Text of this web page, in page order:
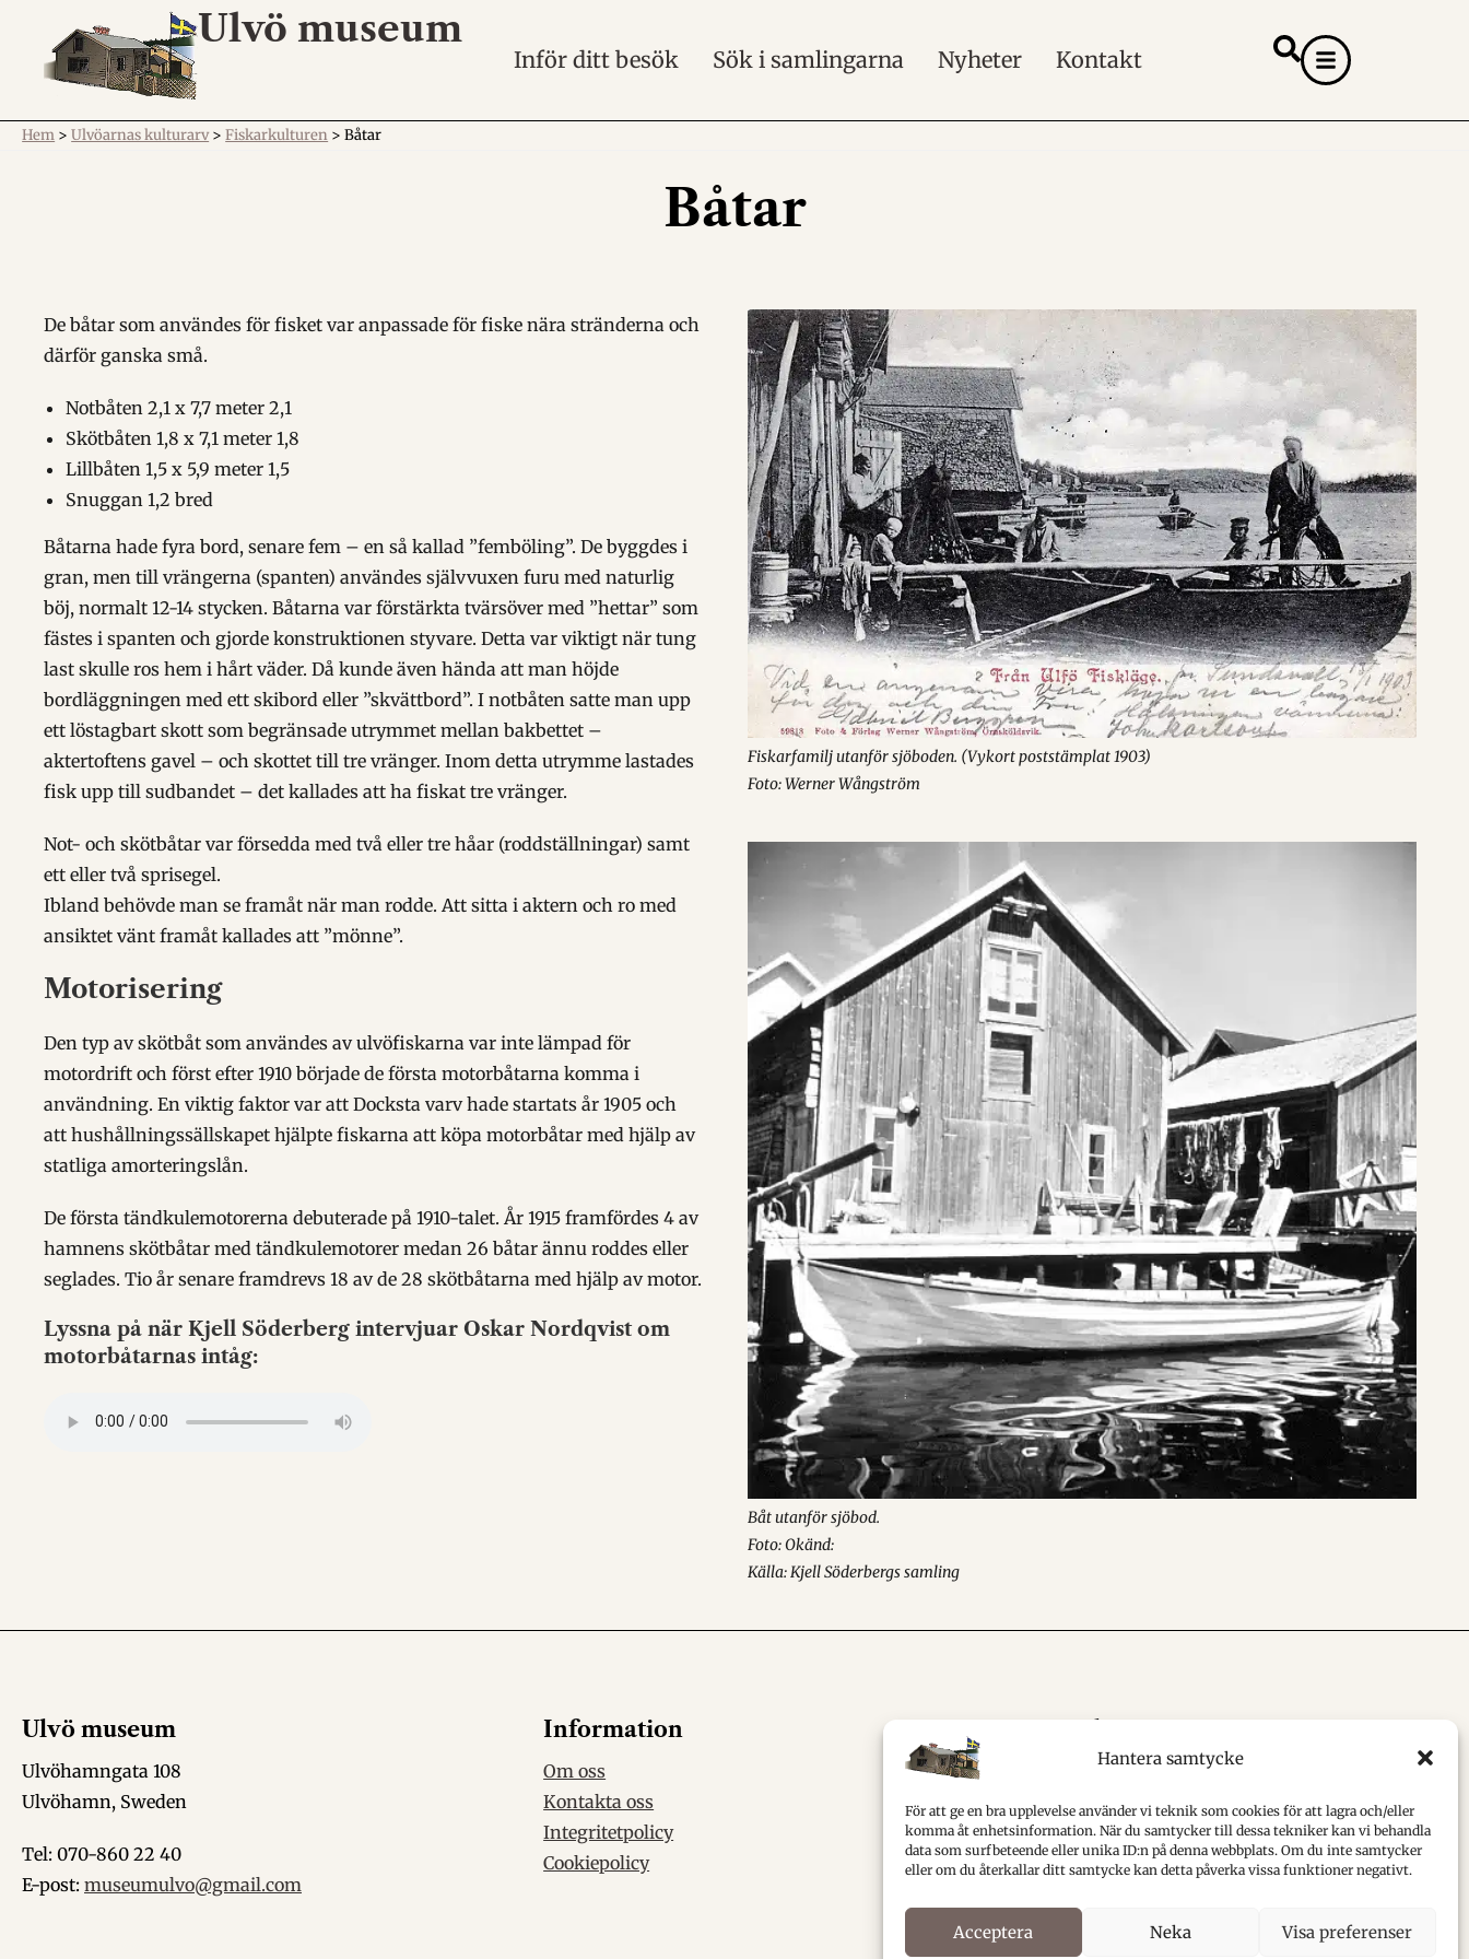
Hantera samtycke
För att ge en bra upplevelse använder vi teknik som cookies för att lagra och/eller
komma åt enhetsinformation. När du samtycker till dessa tekniker kan vi behandla
data som surfbeteende eller unika ID:n på denna webbplats. Om du inte samtycker
eller om du återkallar ditt samtycke kan detta påverka vissa funktioner negativt.
Acceptera Neka Visa preferenser
Ulvö museum
Inför ditt besök Sök i samlingarna Nyheter Kontakt
Hem >Ulvöarnas kulturarv>Fiskarkulturen >Båtar
Båtar
De båtar som användes för fisket var anpassade för fiske nära stränderna och
därför ganska små.
Notbåten 2,1 x 7,7 meter 2,1
Skötbåten 1,8 x 7,1 meter 1,8
Lillbåten 1,5 x 5,9 meter 1,5
Snuggan 1,2 bred
Båtarna hade fyra bord, senare fem – en så kallad ”femböling”. De byggdes i
gran, men till vrängerna (spanten) användes självvuxen furu med naturlig
böj, normalt 12-14 stycken. Båtarna var förstärkta tvärsöver med ”hettar” som
fästes i spanten och gjorde konstruktionen styvare. Detta var viktigt när tung
last skulle ros hem i hårt väder. Då kunde även hända att man höjde
bordläggningen med ett skibord eller ”skvättbord”. I notbåten satte man upp
ett löstagbart skott som begränsade utrymmet mellan bakbettet –
aktertoftens gavel – och skottet till tre vränger. Inom detta utrymme lastades
fisk upp till sudbandet – det kallades att ha fiskat tre vränger.
Not- och skötbåtar var försedda med två eller tre håar (roddställningar) samt
ett eller två sprisegel.
Ibland behövde man se framåt när man rodde. Att sitta i aktern och ro med
ansiktet vänt framåt kallades att ”mönne”.
Motorisering
Den typ av skötbåt som användes av ulvöfiskarna var inte lämpad för
motordrift och först efter 1910 började de första motorbåtarna komma i
användning. En viktig faktor var att Docksta varv hade startats år 1905 och
att hushållningssällskapet hjälpte fiskarna att köpa motorbåtar med hjälp av
statliga amorteringslån.
De första tändkulemotorerna debuterade på 1910-talet. År 1915 framfördes 4 av
hamnens skötbåtar med tändkulemotorer medan 26 båtar ännu roddes eller
seglades. Tio år senare framdrevs 18 av de 28 skötbåtarna med hjälp av motor.
Lyssna på när Kjell Söderberg intervjuar Oskar Nordqvist om
motorbåtarnas intåg:
Fiskarfamilj utanför sjöboden. (Vykort poststämplat 1903)
Foto: Werner Wångström
Båt utanför sjöbod.
Foto: Okänd:
Källa: Kjell Söderbergs samling
Ulvö museum
Ulvöhamngata 108
Ulvöhamn, Sweden
Tel: 070-860 22 40
E-post: museumulvo@gmail.com
Information
Om oss
Kontakta oss
Integritetpolicy
Cookiepolicy
Ulvö Museum
Ulvö Kapellag
Forum för Höga kustens
kulturarv